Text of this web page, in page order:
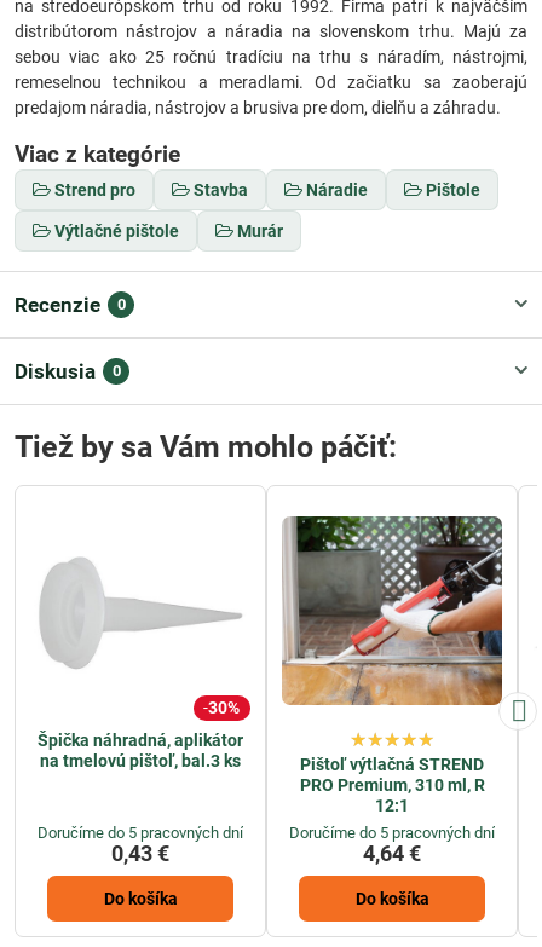
na stredoeurópskom trhu od roku 1992. Firma patrí k najväčším
distribútorom nástrojov a náradia na slovenskom trhu. Majú za
sebou viac ako 25 ročnú tradíciu na trhu s náradím, nástrojmi,
remeselnou technikou a meradlami. Od začiatku sa zaoberajú
predajom náradia, nástrojov a brusiva pre dom, dielňu a záhradu.
Viac z kategórie
Strend pro Stavba Náradie Pištole
Výtlačné pištole Murár
Recenzie 0
Diskusia 0
Tiež by sa Vám mohlo páčiť:
30%
Špička náhradná, aplikátor
na tmelovú pištoľ, bal.3 ks
Doručíme do 5 pracovných dní
0,43 €
Do košíka
Pištoľ výtlačná STREND
PRO Premium, 310 ml, R
12:1
Doručíme do 5 pracovných dní
4,64 €
Do košíka